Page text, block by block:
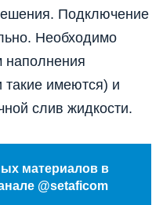
Подключение
Необходимо
наполнения
такие имеются) и
слив жидкости.
материалов в
@setaficom